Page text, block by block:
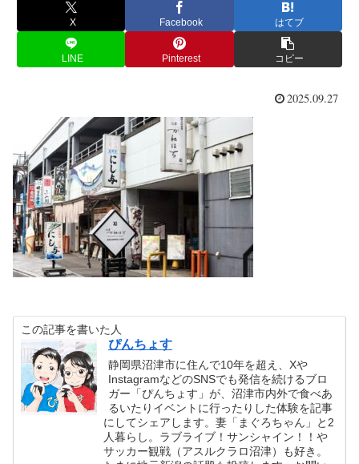
X Facebook はてブ
LINE Pinterest コピー
2025.09.27
この記事を書いた人
ぴんちょす
静岡県沼津市に住んで10年を超え、Xや
InstagramなどのSNSでも発信を続けるブロ
ガー「ぴんちょす」が、沼津市内外で食べあ
るいたりイベントに行ったりした体験を記事
にしてシェアします。妻「まぐろちゃん」と2
人暮らし。ラブライブ！サンシャイン！！や
サッカー観戦（アスルクラロ沼津）も好き。